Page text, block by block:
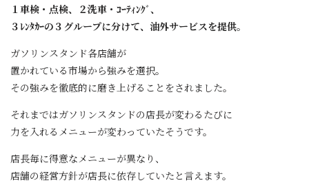
１車検・点検、２洗車・ｺｰﾃｨﾝｸﾞ、
３ﾚﾝﾀｶｰの３グループに分けて、油外サービスを提供。
ガソリンスタンド各店舗が
置かれている市場から強みを選択。
その強みを徹底的に磨き上げることをされました。
それまではガソリンスタンドの店長が変わるたびに
力を入れるメニューが変わっていたそうです。
店長毎に得意なメニューが異なり、
店舗の経営方針が店長に依存していたと言えます。